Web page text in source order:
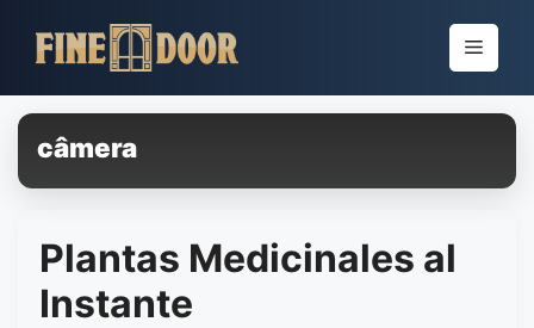
para
conteúdo
Menu
câmera
Plantas Medicinales al
Instante